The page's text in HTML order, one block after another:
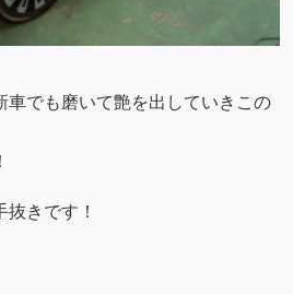
車でも磨いて艶を出していきこの
きです！